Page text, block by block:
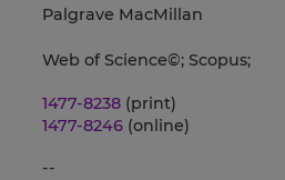
Palgrave MacMillan
Web of Science©; Scopus;
1477-8238 (print)
1477-8246 (online)
--